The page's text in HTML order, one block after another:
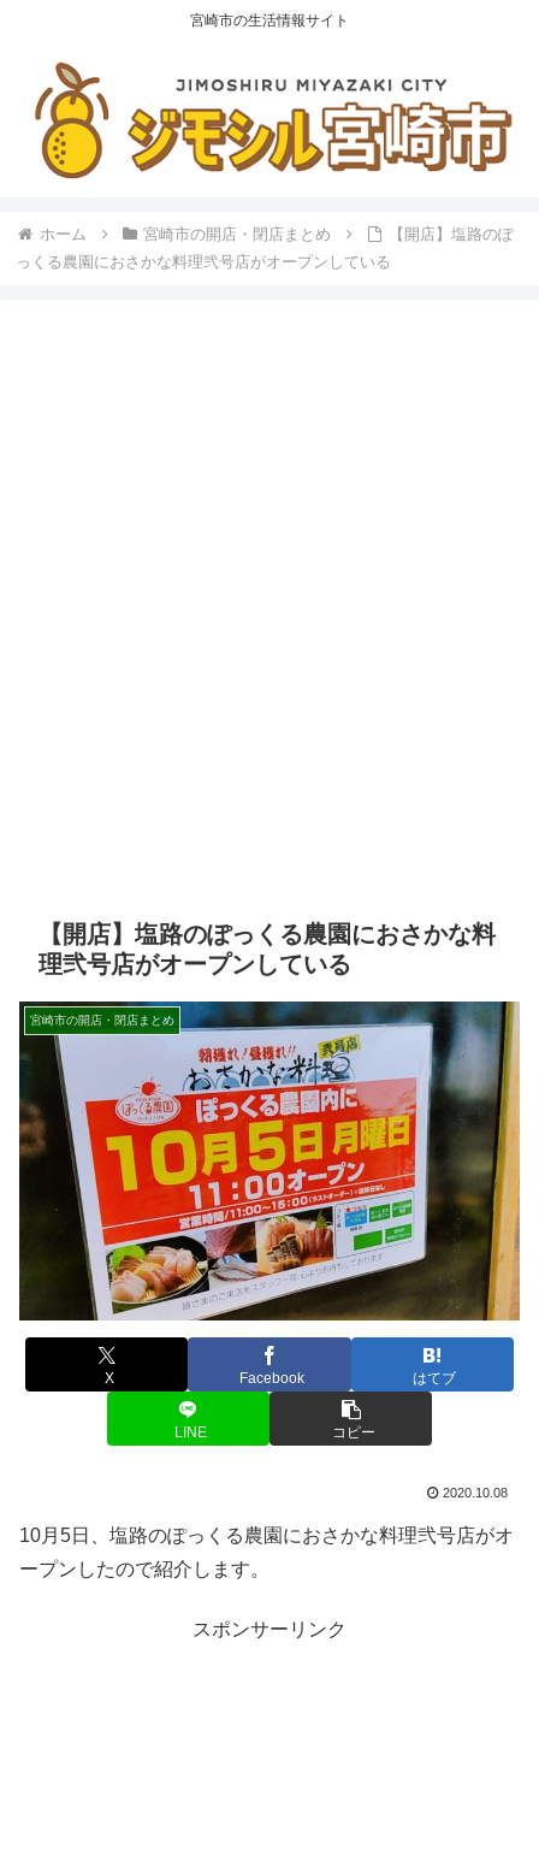
宮崎市の生活情報サイト
ホーム 宮崎市の開店・閉店まとめ
【開店】塩路のぽ
っくる農園におさかな料理弐号店がオープンしている
【開店】塩路のぽっくる農園におさかな料
理弐号店がオープンしている
宮崎市の開店・閉店まとめ
X Facebook はてブ
LINE コピー
2020.10.08
10月5日、塩路のぽっくる農園におさかな料理弐号店がオ
ープンしたので紹介します。
スポンサーリンク